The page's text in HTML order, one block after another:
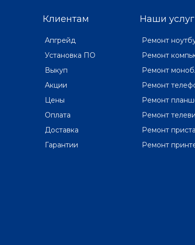
Клиентам
Апгрейд
Установка ПО
Выкуп
Акции
Цены
Оплата
Доставка
Гарантии
Наши
Ремонт
Ремонт
Ремонт
Ремонт
Ремонт
Ремонт
Ремонт
Ремонт